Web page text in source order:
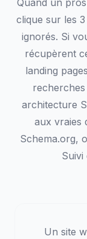
Quand un
clique sur les
ignorés. Si
récupèrent
landing
architecture
aux vraies
Schema.org,
Suivi
Un site